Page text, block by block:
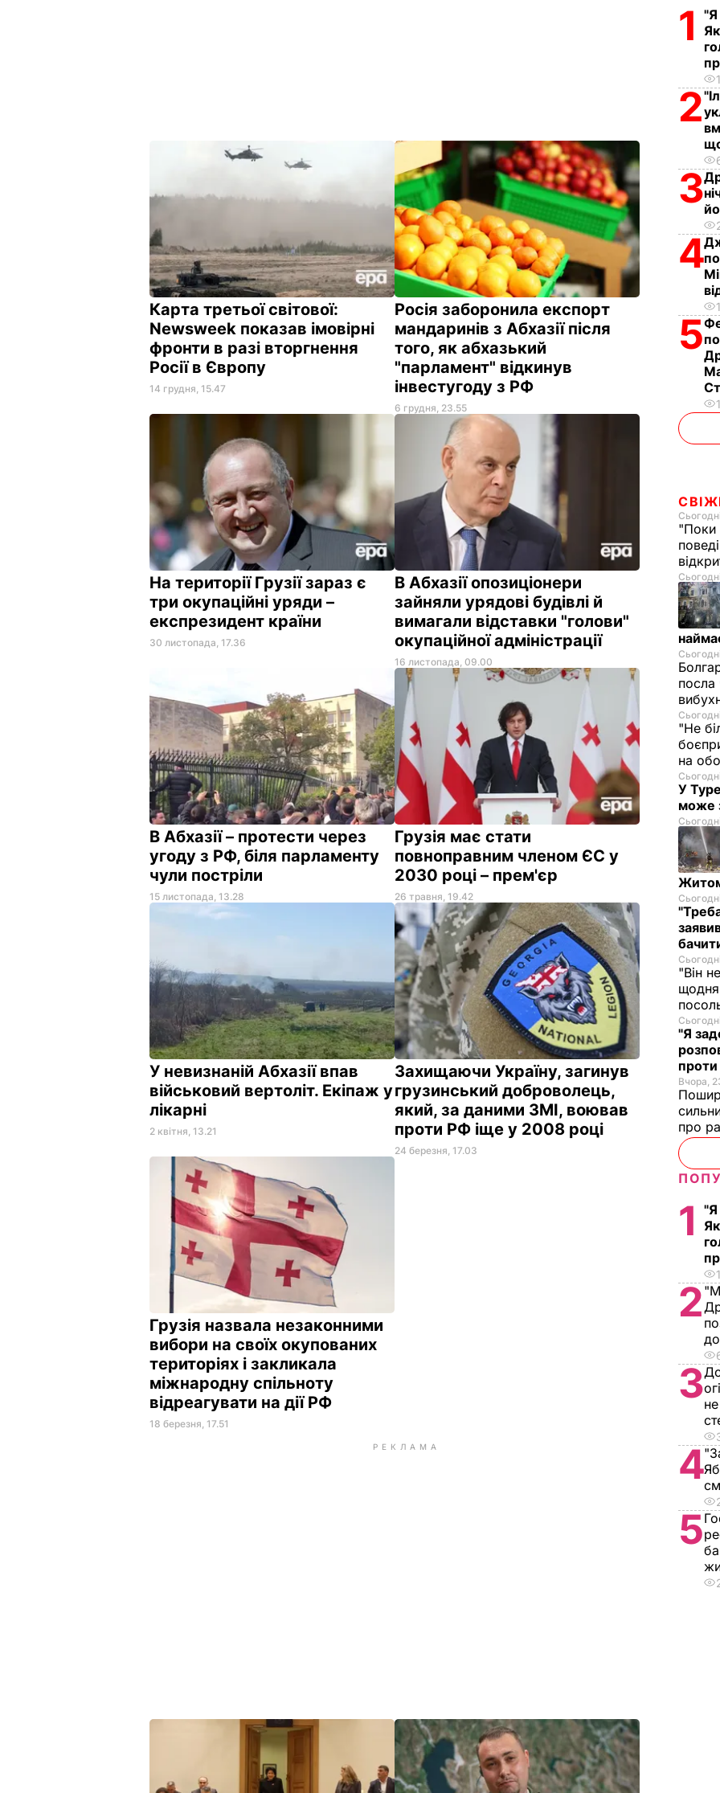
Карта третьої світової:
Newsweek показав імовірні
фронти в ​​разі вторгнення
Росії в Європу
14 грудня, 15.47
Росія заборонила експорт
мандаринів з Абхазії після
того, як абхазький
"парламент" відкинув
інвестугоду з РФ
6 грудня, 23.55
На території Грузії зараз є
три окупаційні уряди –
експрезидент країни
30 листопада, 17.36
В Абхазії опозиціонери
зайняли урядові будівлі й
вимагали відставки "голови"
окупаційної адміністрації
16 листопада, 09.00
В Абхазії – протести через
угоду з РФ, біля парламенту
чули постріли
15 листопада, 13.28
Грузія має стати
повноправним членом ЄС у
2030 році – прем'єр
26 травня, 19.42
У невизнаній Абхазії впав
військовий вертоліт. Екіпаж у
лікарні
2 квітня, 13.21
Захищаючи Україну, загинув
грузинський доброволець,
який, за даними ЗМІ, воював
проти РФ іще у 2008 році
24 березня, 17.03
Грузія назвала незаконними
вибори на своїх окупованих
територіях і закликала
міжнародну спільноту
відреагувати на дії РФ
18 березня, 17.51
РЕКЛАМА
1
"Я
2
3
4
5
"Поки
посла
"Не
на
У
може
"Він
щодня
"Я
Вчора,
про
1
"Я
2
3
4
5